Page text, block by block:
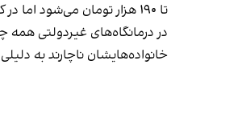
تا ۱۹۰ هزار تومان می‌شود اما در کنارش بیمار به مکمل‌هایی مثل قرص یا شربت ویتامین سی، شربت‌های گیاهی سرفه و ... هم نیاز دارد که هزینه‌ای جداگانه دارند.
خانواده‌هایشان ناچارند به